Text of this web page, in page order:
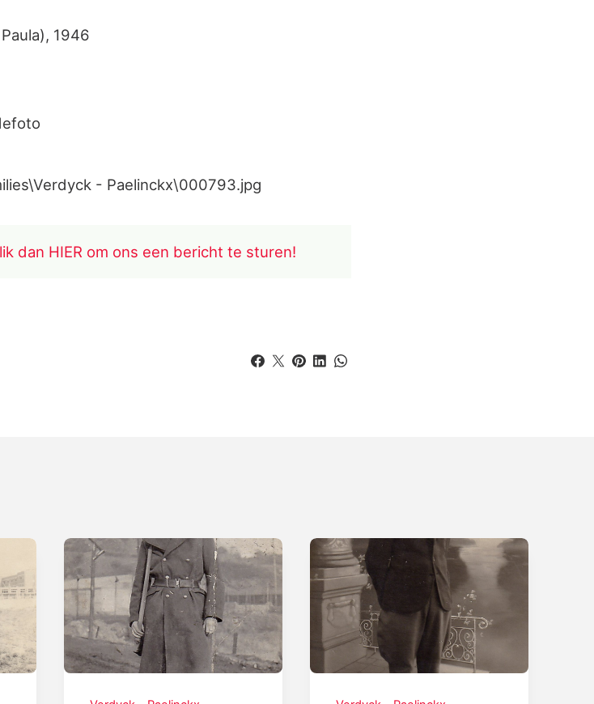
1946
- Paelinckx\000793.jpg
dan HIER om ons een bericht te sturen!